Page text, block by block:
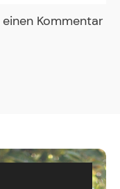
einen Kommentar